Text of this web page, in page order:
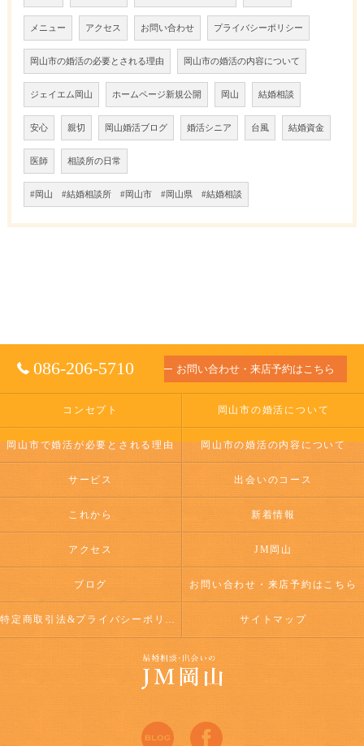
メニュー アクセス お問い合わせ プライバシーポリシー
岡山市の婚活の必要とされる理由 岡山市の婚活の内容について
ジェイエム岡山 ホームページ新規公開 岡山 結婚相談
安心 親切 岡山婚活ブログ 婚活シニア 台風 結婚資金
医師 相談所の日常
#岡山 #結婚相談所 #岡山市 #岡山県 #結婚相談
086-206-5710 お問い合わせ・来店予約はこちら
コンセプト 岡山市の婚活について
岡山市で婚活が必要とされる理由 岡山市の婚活の内容について
サービス 出会いのコース
これから 新着情報
アクセス JM岡山
ブログ お問い合わせ・来店予約はこちら
特定商取引法&プライバシーポリシー サイトマップ